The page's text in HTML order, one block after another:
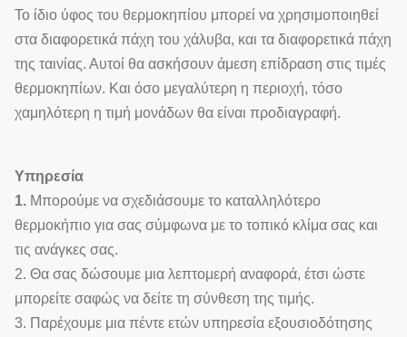
Το ίδιο ύφος του θερμοκηπίου μπορεί να χρησιμοποιηθεί
στα διαφορετικά πάχη του χάλυβα, και τα διαφορετικά πάχη
της ταινίας. Αυτοί θα ασκήσουν άμεση επίδραση στις τιμές
θερμοκηπίων. Και όσο μεγαλύτερη η περιοχή, τόσο
χαμηλότερη η τιμή μονάδων θα είναι προδιαγραφή.
Υπηρεσία
1. Μπορούμε να σχεδιάσουμε το καταλληλότερο
θερμοκήπιο για σας σύμφωνα με το τοπικό κλίμα σας και
τις ανάγκες σας.
2. Θα σας δώσουμε μια λεπτομερή αναφορά, έτσι ώστε
μπορείτε σαφώς να δείτε τη σύνθεση της τιμής.
3. Παρέχουμε μια πέντε ετών υπηρεσία εξουσιοδότησης